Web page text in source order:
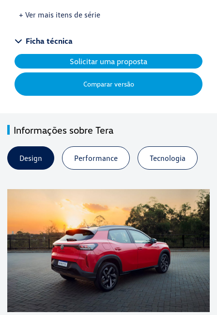
+ Ver mais itens de série
Ficha técnica
Solicitar uma proposta
Comparar versão
Informações sobre Tera
Design Performance Tecnologia